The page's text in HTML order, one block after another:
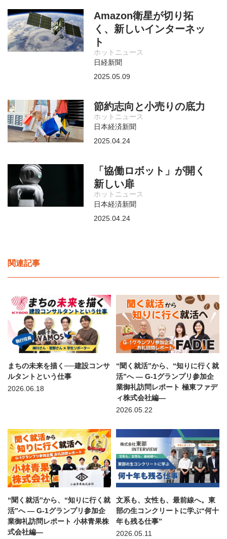
Amazon衛星が切り拓
く、新しいインターネッ
ト
ホットニュース
日経新聞
2025.05.09
節約志向と小売りの底力
ホットニュース
日本経済新聞
2025.04.24
「協働ロボット」が開く
新しい扉
ホットニュース
日本経済新聞
2025.04.24
関連記事
まちの未来を描く──建設コンサ
ルタントという仕事
2026.06.18
“聞く就活”から、“知りに行く就
活”へ — G-1グランプリ参加企
業御礼訪問レポート 極東ファデ
ィ株式会社編—
2026.05.22
“聞く就活”から、“知りに行く就
活”へ — G-1グランプリ参加企
業御礼訪問レポート 小林青果株
式会社編—
文系も、女性も、最前線へ。東
部の生コンクリートに学ぶ“何十
年も残る仕事”
2026.05.11